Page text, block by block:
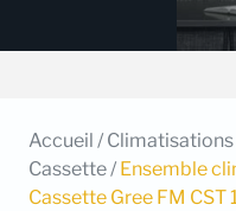
Accueil / Climatisations
Cassette/ Ensemble
Cassette Gree FM CST